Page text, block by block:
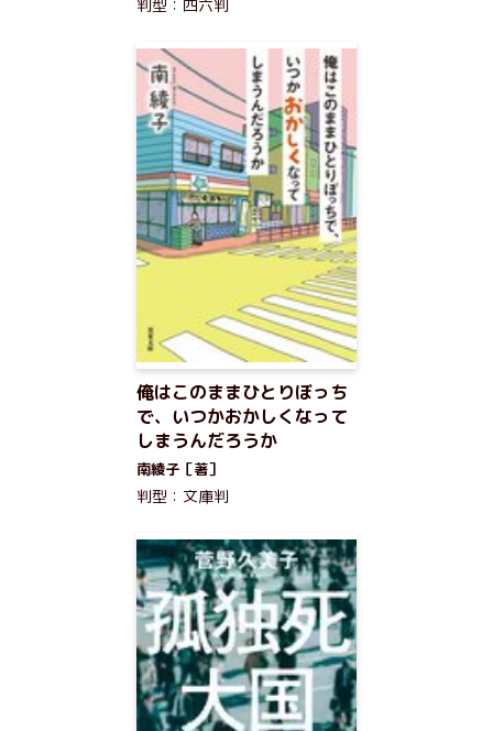
判型：四六判
俺はこのままひとりぼっち
で、いつかおかしくなって
しまうんだろうか
南綾子［著］
判型：文庫判